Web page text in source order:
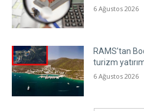
6 Ağustos 2026
RAMS’tan
turizm
6 Ağustos 2026